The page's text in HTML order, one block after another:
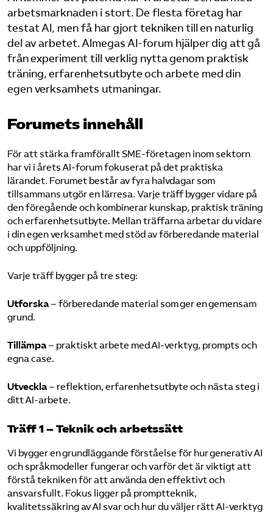
Logga in på Arbetsgivarguiden
Sök på serviceforetagen.se
In English
Om webbplatsen
Beställ trycksaker
arbetsmarknaden i stort. De flesta företag har
testat AI, men få har gjort tekniken till en naturlig
del av arbetet. Almegas AI-forum hjälper dig att gå
från experiment till verklig nytta genom praktisk
träning, erfarenhetsutbyte och arbete med din
egen verksamhets utmaningar.
Forumets innehåll
För att stärka framförallt SME-företagen inom sektorn
har vi i årets AI-forum fokuserat på det praktiska
lärandet. Forumet består av fyra halvdagar som
tillsammans utgör en lärresa. Varje träff bygger vidare på
den föregående och kombinerar kunskap, praktisk träning
och erfarenhetsutbyte. Mellan träffarna arbetar du vidare
i din egen verksamhet med stöd av förberedande material
och uppföljning.
Varje träff bygger på tre steg:
Utforska – förberedande material som ger en gemensam
grund.
Tillämpa – praktiskt arbete med AI-verktyg, prompts och
egna case.
Utveckla – reflektion, erfarenhetsutbyte och nästa steg i
ditt AI-arbete.
Träff 1 – Teknik och arbetssätt
Vi bygger en grundläggande förståelse för hur generativ AI
och språkmodeller fungerar och varför det är viktigt att
förstå tekniken för att använda den effektivt och
ansvarsfullt. Fokus ligger på promptteknik,
kvalitetssäkring av AI svar och hur du väljer rätt AI-verktyg